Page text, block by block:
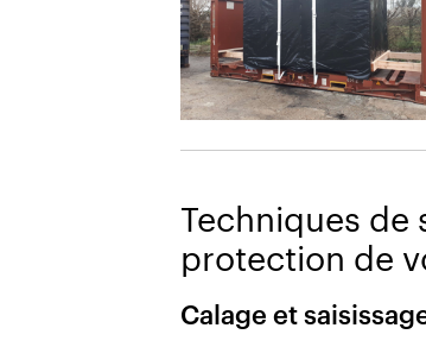
Techniques
protection de
Calage et